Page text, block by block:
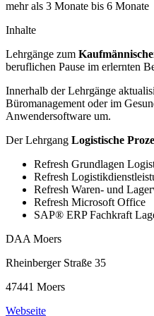
mehr als 3 Monate bis 6 Monate
Inhalte
Lehrgänge zum
beruflichen Pause im erlernten
Innerhalb der Lehrgänge
Büromanagement oder im
Anwendersoftware um.
Der Lehrgang Logistische
Refresh Grundlagen
Refresh
Refresh Waren- und
Refresh Microsoft Office
SAP® ERP Fachkraft
DAA Moers
Rheinberger Straße 35
47441 Moers
Webseite